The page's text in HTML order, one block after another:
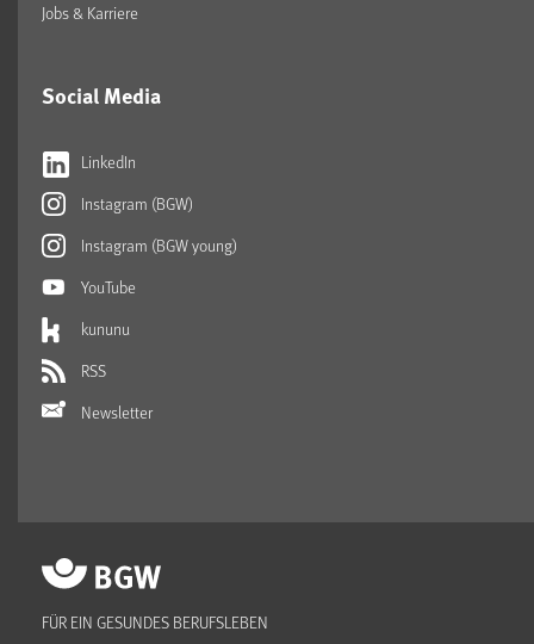
Jobs & Karriere
Social Media
LinkedIn
Instagram (BGW)
Instagram (BGW young)
YouTube
kununu
RSS
Newsletter
FÜR EIN GESUNDES BERUFSLEBEN